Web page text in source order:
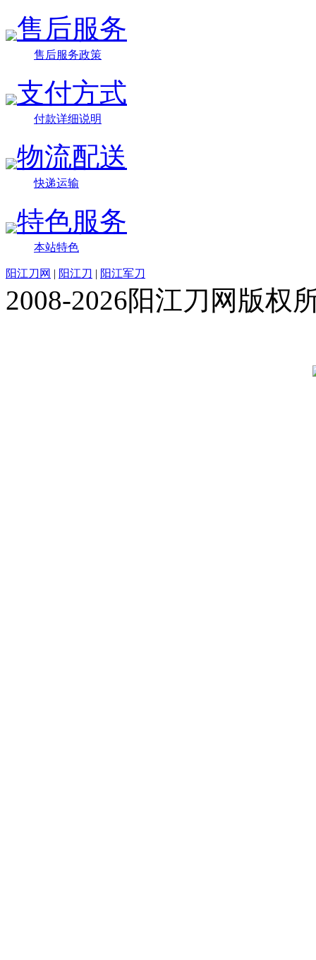
售后服务
售后服务政策
支付方式
付款详细说明
物流配送
快递运输
特色服务
本站特色
阳江刀网 | 阳江刀 | 阳江军刀
2008-2026阳江刀网版权